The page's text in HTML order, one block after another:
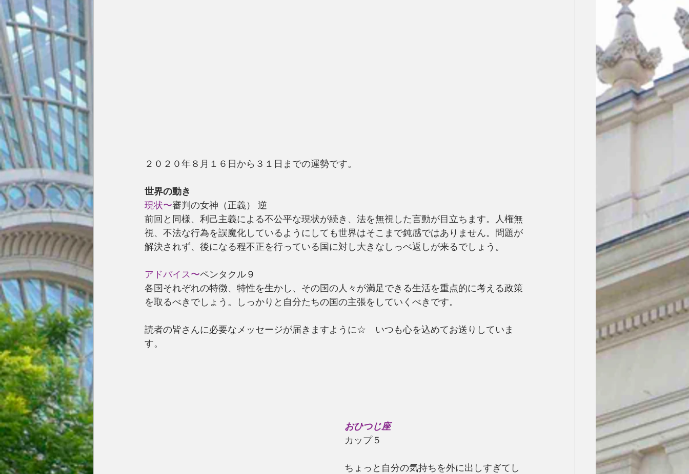
２０２０年８月１６日から３１日までの運勢です。
世界の動き
現状〜審判の女神（正義） 逆
前回と同様、利己主義による不公平な現状が続き、法を無視した言動が目立ちます。人権無
視、不法な行為を誤魔化しているようにしても世界はそこまで鈍感ではありません。問題が
解決されず、後になる程不正を行っている国に対し大きなしっぺ返しが来るでしょう。
アドバイス〜ペンタクル９
各国それぞれの特徴、特性を生かし、その国の人々が満足できる生活を重点的に考える政策
を取るべきでしょう。しっかりと自分たちの国の主張をしていくべきです。
読者の皆さんに必要なメッセージが届きますように☆　いつも心を込めてお送りしていま
す。
おひつじ座
カップ５
ちょっと自分の気持ちを外に出しすぎてし